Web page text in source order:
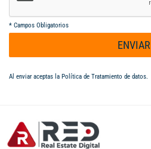
* Campos Obligatorios
ENVIAR
Al enviar aceptas la Política de Tratamiento de datos.